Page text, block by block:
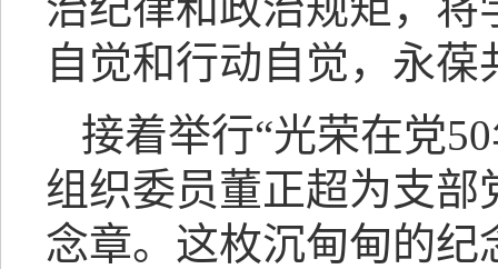
自觉和行动自觉，永
接着举行“光荣在党
组织委员董正超为支部
念章。这枚沉甸甸的